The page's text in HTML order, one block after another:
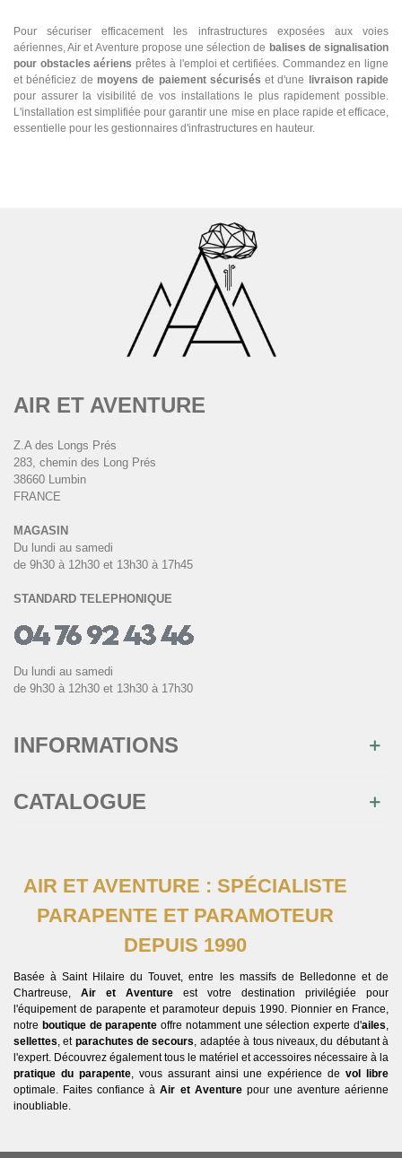
Pour sécuriser efficacement les infrastructures exposées aux voies
aériennes, Air et Aventure propose une sélection de balises de signalisation
pour obstacles aériens prêtes à l'emploi et certifiées. Commandez en ligne
et bénéficiez de moyens de paiement sécurisés et d'une
livraison rapide
pour assurer la visibilité de vos installations le plus rapidement possible.
L'installation est simplifiée pour garantir une mise en place rapide et efficace,
essentielle pour les gestionnaires d'infrastructures en hauteur.
AIR ET AVENTURE
Z.A des Longs Prés
283, chemin des Long Prés
38660 Lumbin
FRANCE
MAGASIN
Du lundi au samedi
de 9h30 à 12h30 et 13h30 à 17h45
STANDARD TELEPHONIQUE
Du lundi au samedi
de 9h30 à 12h30 et 13h30 à 17h30
INFORMATIONS
CATALOGUE
AIR ET AVENTURE : SPÉCIALISTE
PARAPENTE ET PARAMOTEUR
DEPUIS 1990
Basée à Saint Hilaire du Touvet, entre les massifs de Belledonne et de
Chartreuse, Air et Aventure est votre destination privilégiée pour
l'équipement de parapente et paramoteur depuis 1990. Pionnier en France,
notre boutique de parapente offre notamment une sélection experte d'ailes
sellettes , et parachutes de secours , adaptée à tous niveaux, du débutant à
l'expert. Découvrez également tous le matériel et accessoires nécessaire à la
pratique du parapente, vous assurant ainsi une expérience devol libre
optimale. Faites confiance àAir et Aventurepour une aventure aérienne
inoubliable.